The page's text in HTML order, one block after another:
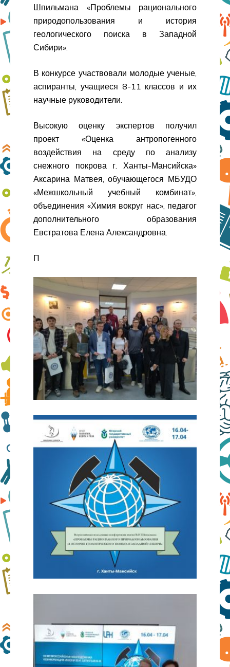
Шпильмана «Проблемы рационального
природопользования и история
геологического поиска в Западной
Сибири».
В конкурсе участвовали молодые ученые,
аспиранты, учащиеся 8-11 классов и их
научные руководители.
Высокую оценку экспертов получил
проект «Оценка антропогенного
воздействия на среду по анализу
снежного покрова г. Ханты-Мансийска»
Аксарина Матвея, обучающегося МБУДО
«Межшкольный учебный комбинат»,
объединения «Химия вокруг нас», педагог
дополнительного образования
Евстратова Елена Александровна.
П